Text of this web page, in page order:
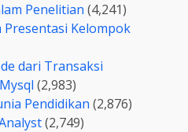
Penelitian (4,241)
Presentasi Kelompok
dari Transaksi
(2,983)
Pendidikan (2,876)
(2,749)